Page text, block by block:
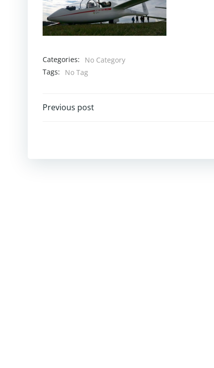
Categories:
No Category
Tags:
No Tag
Post
Previous post